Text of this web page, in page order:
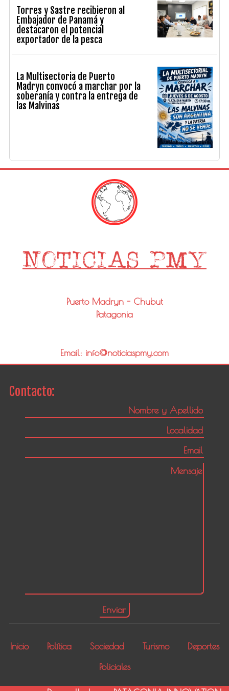
Torres y Sastre recibieron al
Embajador de Panamá y
destacaron el potencial
exportador de la pesca
La Multisectoria de Puerto
Madryn convocó a marchar por la
soberanía y contra la entrega de
las Malvinas
Puerto Madryn - Chubut
Patagonia
Email: info@noticiaspmy.com
Contacto:
Inicio Política Sociedad Turismo
Deportes
Policiales